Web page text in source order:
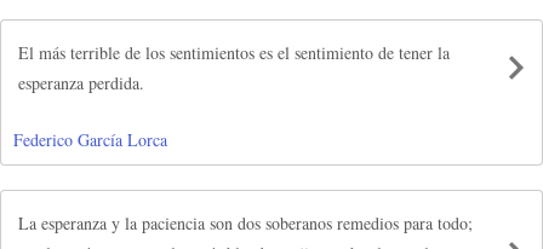
El más terrible de los sentimientos es el sentimiento de tener la
esperanza perdida.
Federico García Lorca
La esperanza y la paciencia son dos soberanos remedios para todo;